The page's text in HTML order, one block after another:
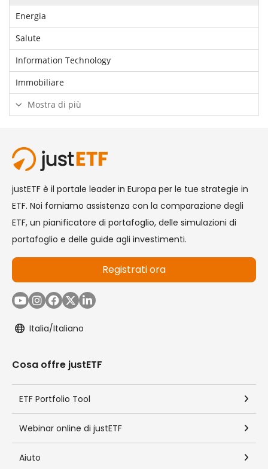
Energia
Salute
Information Technology
Immobiliare
Mostra di più